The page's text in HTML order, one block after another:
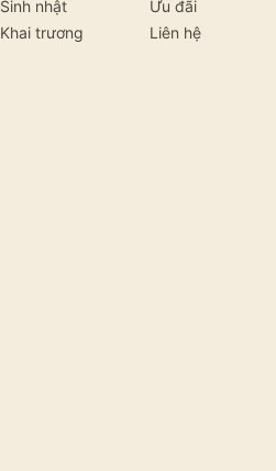
Sinh nhật
Khai trương
Ưu đãi
Liên hệ